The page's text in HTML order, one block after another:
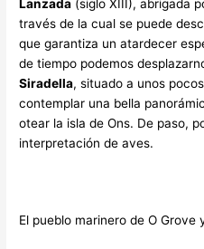
Lanzada (siglo XIII), abrigada
través de la cual se puede
que garantiza un atardecer
de tiempo podemos
Siradella, situado a unos
contemplar una bella
otear la isla de Ons. De paso,
interpretación de aves.
El pueblo marinero de O Grove